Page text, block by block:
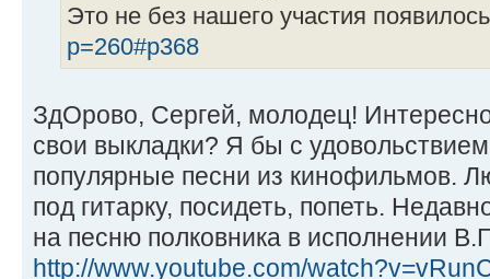
Это не без нашего участия
p=260#p368
ЗдОрово, Сергей, молодец!
свои выкладки? Я бы с
популярные песни из кинофильмов.
под гитарку, посидеть, попеть.
на песню полковника в исполнении
http://www.youtube.com/